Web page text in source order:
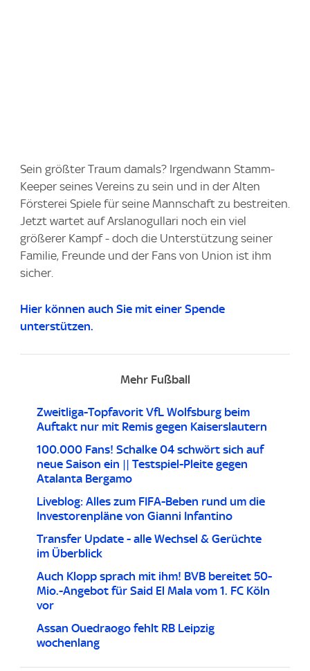
Sein größter Traum damals? Irgendwann Stamm-
Keeper seines Vereins zu sein und in der Alten
Försterei Spiele für seine Mannschaft zu bestreiten.
Jetzt wartet auf Arslanogullari noch ein viel
größerer Kampf - doch die Unterstützung seiner
Familie, Freunde und der Fans von Union ist ihm
sicher.
Hier können auch Sie mit einer Spende
unterstützen.
Mehr Fußball
Zweitliga-Topfavorit VfL Wolfsburg beim
Auftakt nur mit Remis gegen Kaiserslautern
100.000 Fans! Schalke 04 schwört sich auf
neue Saison ein || Testspiel-Pleite gegen
Atalanta Bergamo
Liveblog: Alles zum FIFA-Beben rund um die
Investorenpläne von Gianni Infantino
Transfer Update - alle Wechsel & Gerüchte
im Überblick
Auch Klopp sprach mit ihm! BVB bereitet 50-
Mio.-Angebot für Said El Mala vom 1. FC Köln
vor
Assan Ouedraogo fehlt RB Leipzig
wochenlang